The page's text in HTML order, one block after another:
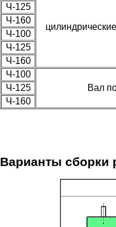
цилиндрические
Ч-125
Ч-160
Ч-100
Ч-125
Ч-160
Ч-100
Вал
Ч-125
Ч-160
Варианты сборки